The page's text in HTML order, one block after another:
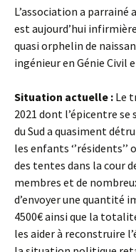
L’association a parrainé
est aujourd’hui
quasi orphelin de
ingénieur en Génie Civil
Situation actuelle : Le
2021 dont l’épicentre
du Sud a quasiment
les enfants
des tentes dans la cour
membres et de
d’envoyer une quantité
4500€ ainsi que la
les aider à reconstruire